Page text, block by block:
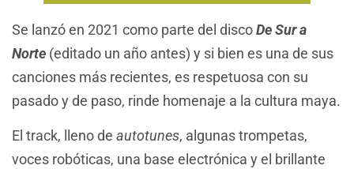
Se lanzó en 2021 como parte del discoDe Sur a
Norte (editado un año antes) y si bien es una de sus
canciones más recientes, es respetuosa con su
pasado y de paso, rinde homenaje a la cultura maya.
El track, lleno de autotunes, algunas trompetas,
voces robóticas, una base electrónica y el brillante